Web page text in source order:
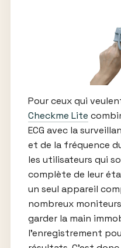
Pour ceux qui
Checkme Lite
ECG avec la
et de la fréquence
les utilisateurs qui
complète de leur
un seul appareil
nombreux
garder la main
l’enregistrement